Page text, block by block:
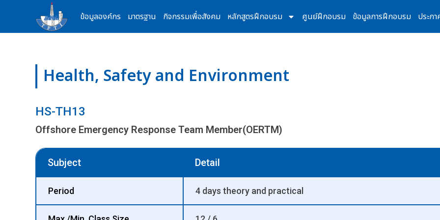
content
ข้อมูลองค์กร มาตรฐาน กิจกรรมเพื่อสังคม หลักสูตรฝึกอบรม ศูนย์ฝึกอบรม ข้อมูลการฝึกอบรม ประก
Health, Safety and Environment
HS-TH13
Offshore Emergency Response Team Member(OERTM)
Subject Detail
Period 4 days theory and practical